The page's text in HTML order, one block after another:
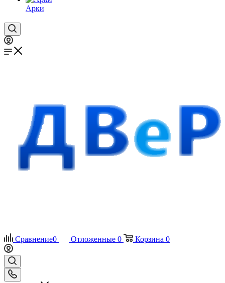
Арки
Сравнение0 Отложенные 0 Корзина 0